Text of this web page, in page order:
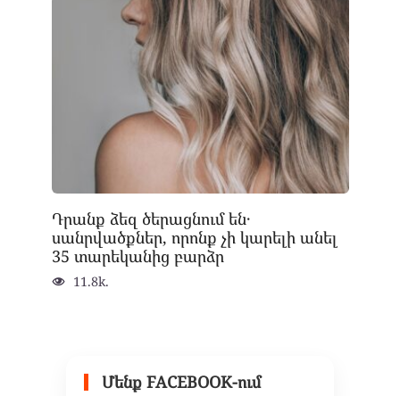
Դրանք ձեզ ծերացնում են․
սանրվածքներ, որոնք չի կարելի անել
35 տարեկանից բարձր
11.8k.
Մենք FACEBOOK-ում